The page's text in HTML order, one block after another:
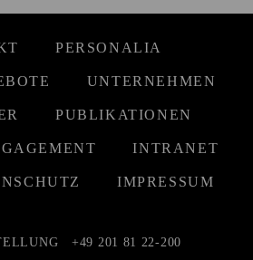
PERSONALIA
UNTERNEHMEN
PUBLIKATIONEN
INTRANET
IMPRESSUM
+49 201 81 22-200